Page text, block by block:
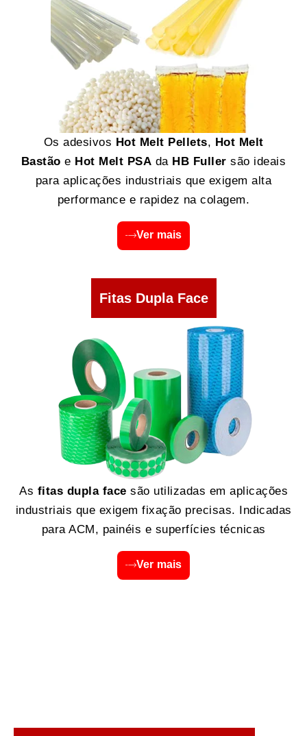
Os adesivos Hot Melt Pellets, Hot Melt
Bastão e Hot Melt PSA da HB Fuller são ideais
para aplicações industriais que exigem alta
performance e rapidez na colagem.
Ver mais
Fitas Dupla Face
As fitas dupla face são utilizadas em aplicações
industriais que exigem fixação precisas. Indicadas
para ACM, painéis e superfícies técnicas
Ver mais